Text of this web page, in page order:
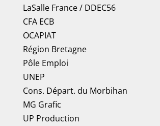
LaSalle France/ DDEC56
CFA ECB
OCAPIAT
Région Bretagne
Pôle Emploi
UNEP
Cons. Départ. du Morbihan
MG Grafic
UP Production